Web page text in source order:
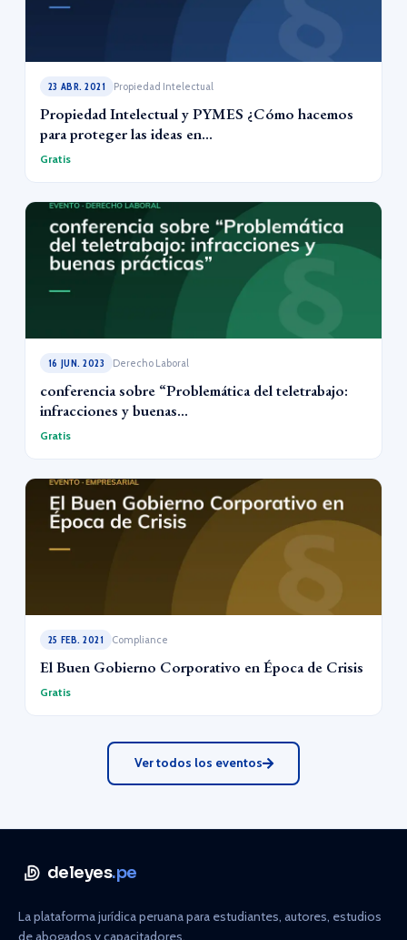
23 ABR. 2021 Propiedad Intelectual
Propiedad Intelectual y PYMES ¿Cómo hacemos
para proteger las ideas en...
Gratis
16 JUN. 2023 Derecho Laboral
conferencia sobre “Problemática del teletrabajo:
infracciones y buenas...
Gratis
25 FEB. 2021 Compliance
El Buen Gobierno Corporativo en Época de Crisis
Gratis
Ver todos los eventos
deleyes.pe
La plataforma jurídica peruana para estudiantes, autores, estudios
de abogados y capacitadores.